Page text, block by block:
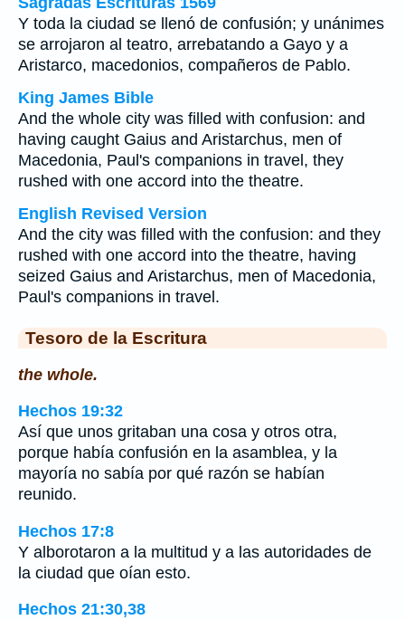
Y toda la ciudad se llenó de confusión; y unánimes
se arrojaron al teatro, arrebatando a Gayo y a
Aristarco, macedonios, compañeros de Pablo.
King James Bible
And the whole city was filled with confusion: and
having caught Gaius and Aristarchus, men of
Macedonia, Paul's companions in travel, they
rushed with one accord into the theatre.
English Revised Version
And the city was filled with the confusion: and they
rushed with one accord into the theatre, having
seized Gaius and Aristarchus, men of Macedonia,
Paul's companions in travel.
Tesoro de la Escritura
the whole.
Hechos 19:32
Así que unos gritaban una cosa y otros otra,
porque había confusión en la asamblea, y la
mayoría no sabía por qué razón se habían
reunido.
Hechos 17:8
Y alborotaron a la multitud y a las autoridades de
la ciudad que oían esto.
Hechos 21:30,38